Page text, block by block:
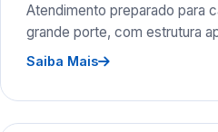
Atendimento preparado para
grande porte, com estrutura
Saiba Mais